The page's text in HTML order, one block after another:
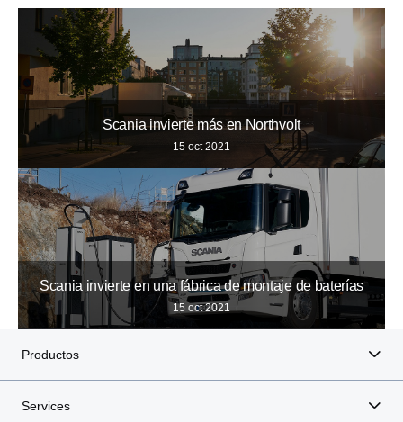
Scania invierte más en Northvolt
15 oct 2021
Scania invierte en una fábrica de montaje de baterías
15 oct 2021
Productos
Services